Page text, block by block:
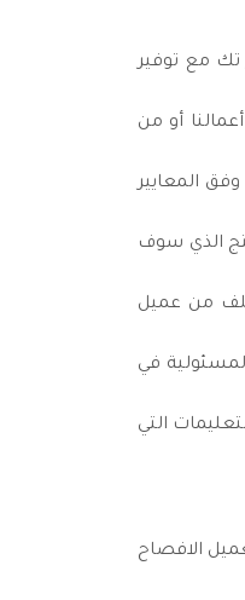
تك مع توفير
أو من
المعايير
الذي سوف
من عميل
في
التي
الافصاح